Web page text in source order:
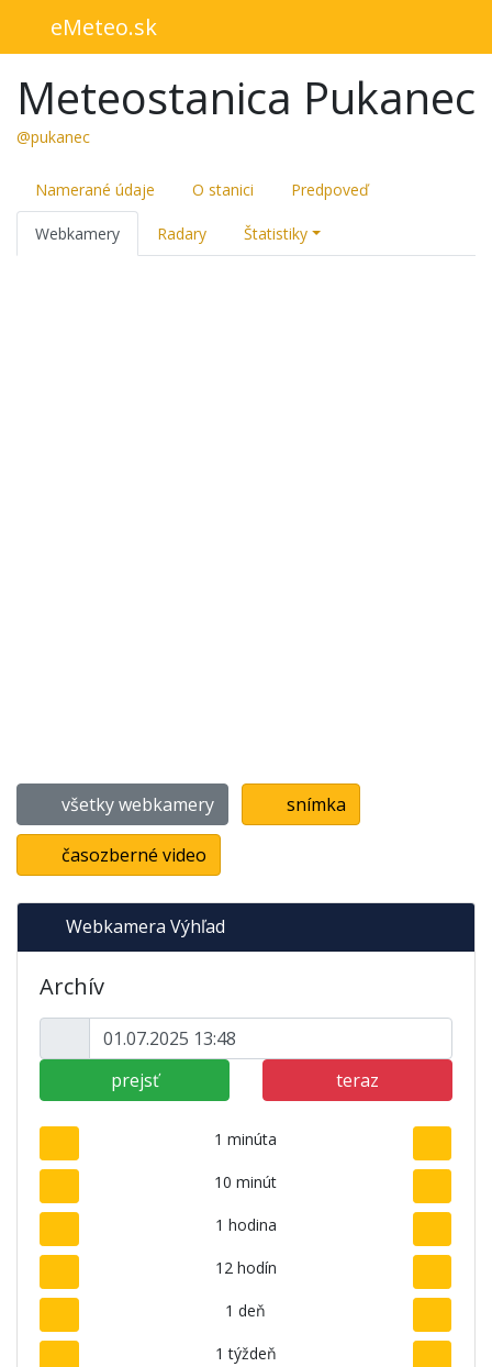
eMeteo.sk
Meteostanica Pukanec
@pukanec
Namerané údaje O stanici Predpoveď
Webkamery Radary Štatistiky
všetky webkamery snímka
časozberné video
Webkamera Výhľad
Archív
prejsť teraz
1 minúta
10 minút
1 hodina
12 hodín
1 deň
1 týždeň